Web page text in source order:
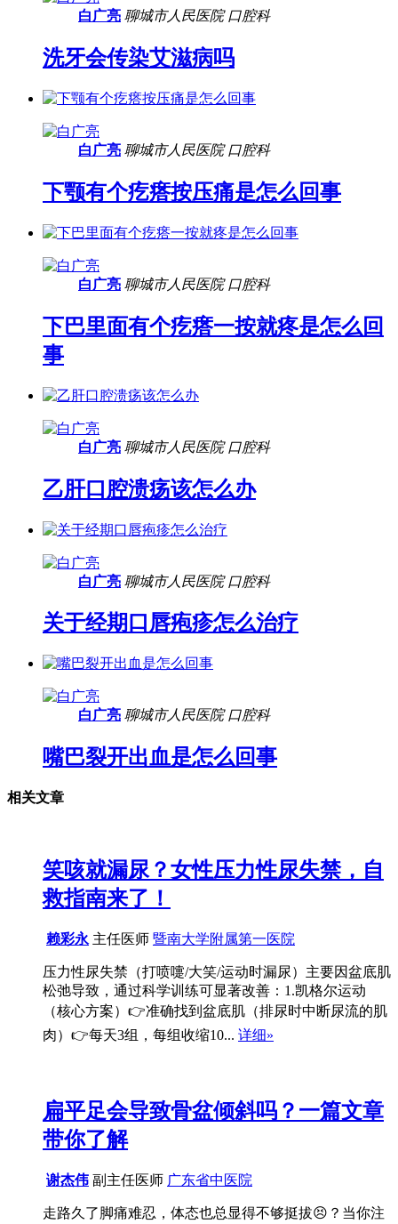
白广亮 聊城市人民医院 口腔科
洗牙会传染艾滋病吗
白广亮 聊城市人民医院 口腔科
下颚有个疙瘩按压痛是怎么回事
白广亮 聊城市人民医院 口腔科
下巴里面有个疙瘩一按就疼是怎么回
事
白广亮 聊城市人民医院 口腔科
乙肝口腔溃疡该怎么办
白广亮 聊城市人民医院 口腔科
关于经期口唇疱疹怎么治疗
白广亮 聊城市人民医院 口腔科
嘴巴裂开出血是怎么回事
相关文章
笑咳就漏尿？女性压力性尿失禁，自
救指南来了！
赖彩永 主任医师 暨南大学附属第一医院
压力性尿失禁（打喷嚏/大笑/运动时漏尿）主要因盆底肌
松弛导致，通过科学训练可显著改善：1.凯格尔运动
（核心方案）👉准确找到盆底肌（排尿时中断尿流的肌
肉）👉每天3组，每组收缩10... 详细»
扁平足会导致骨盆倾斜吗？一篇文章
带你了解
谢杰伟 副主任医师 广东省中医院
走路久了脚痛难忍，体态也总显得不够挺拔😣？当你注